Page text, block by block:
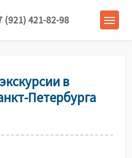
(921) 421-82-98
в
Петербурга